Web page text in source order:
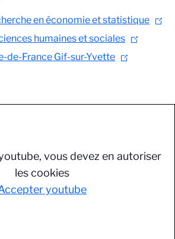
en économie et statistique
humaines et sociales
de-France Gif-sur-Yvette
vous devez en autoriser
les cookies
youtube